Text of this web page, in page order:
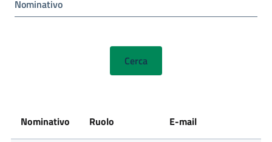
Nominativo
Nominativo Ruolo E-mail